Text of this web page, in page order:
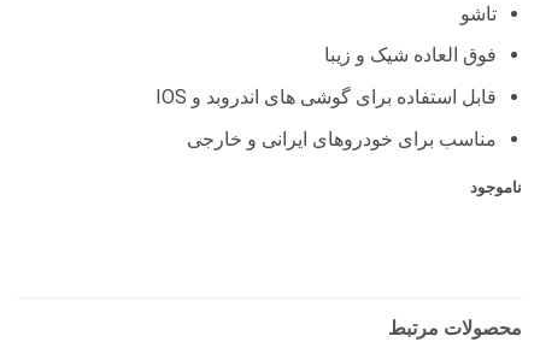
تاشو
فوق العاده شیک و زیبا
قابل استفاده برای گوشی های اندروبد و IOS
مناسب برای خودروهای ایرانی و خارجی
ناموجود
محصولات مرتبط